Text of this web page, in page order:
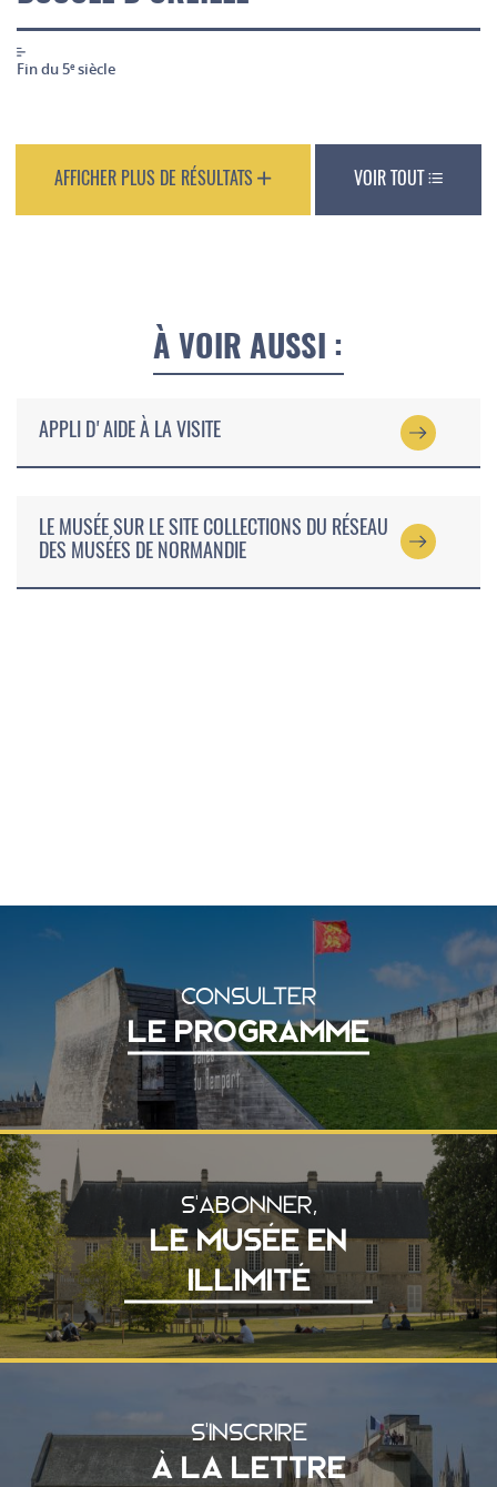
Fin du 5e siècle
AFFICHER PLUS DE RÉSULTATS VOIR TOUT
À VOIR AUSSI :
APPLI D'AIDE À LA VISITE
LE MUSÉE SUR LE SITE COLLECTIONS DU RÉSEAU
DES MUSÉES DE NORMANDIE
CONSULTER
LE PROGRAMME
S'ABONNER,
LE MUSÉE EN
ILLIMITÉ
S'INSCRIRE
À LA LETTRE